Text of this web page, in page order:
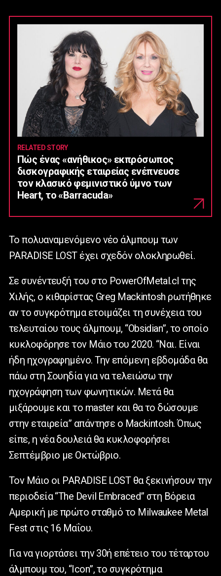
RELATED STORY
Πώς ένας «ανήθικος» εκπρόσωπος
δισκογραφικής εταιρείας ενέπνευσε
τον κλασικό φεμινιστικό ύμνο των
Heart, το «Barracuda»
Το πολυαναμενόμενο νέο άλμπουμ των
PARADISE LOST έχει σχεδόν ολοκληρωθεί.
Σε συνέντευξή του στο PowerOfMetal.cl της
Χιλής, ο κιθαρίστας Greg Mackintosh ρωτήθηκε
αν το συγκρότημα ετοιμάζει τη συνέχεια του
τελευταίου τους άλμπουμ, “Obsidian”, το οποίο
κυκλοφόρησε τον Μάιο του 2020. “Ναι. Είναι
ήδη ηχογραφημένο. Την επόμενη εβδομάδα θα
πάω στη Σουηδία για να τελειώσω την
ηχογράφηση των φωνητικών. Mετά θα
μιξάρουμε και το master και θα το δώσουμε
στην εταιρεία” απάντησε ο Mackintosh. Όπως
είπε, η νέα δουλειά θα κυκλοφορήσει
Σεπτέμβριο με Οκτώβριο.
Τον Μάιο οι PARADISE LOST θα ξεκινήσουν την
περιοδεία “The Devil Embraced” στη Βόρεια
Αμερική με πρώτο σταθμό το Milwaukee Metal
Fest στις 16 Μαΐου.
Για να γιορτάσει την 30ή επέτειο του τέταρτου
άλμπουμ του, “Icon”, το συγκρότημα